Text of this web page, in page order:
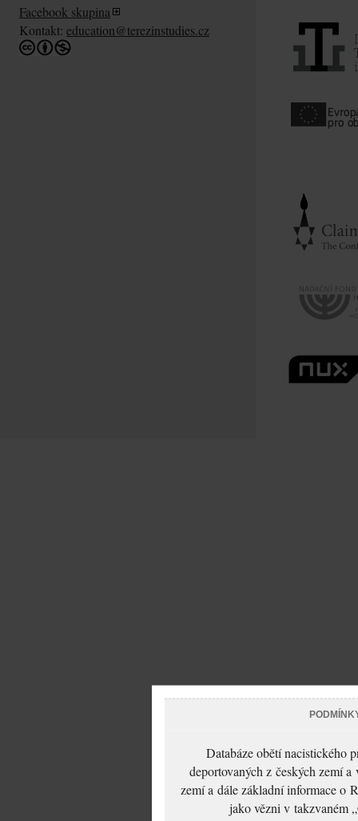
Facebook skupina
Kontakt: education@terezinstudies.cz
Databáze obětí nacistického
deportovaných z českých zemí
zemí a dále základní informace o
jako vězni v takzvaném